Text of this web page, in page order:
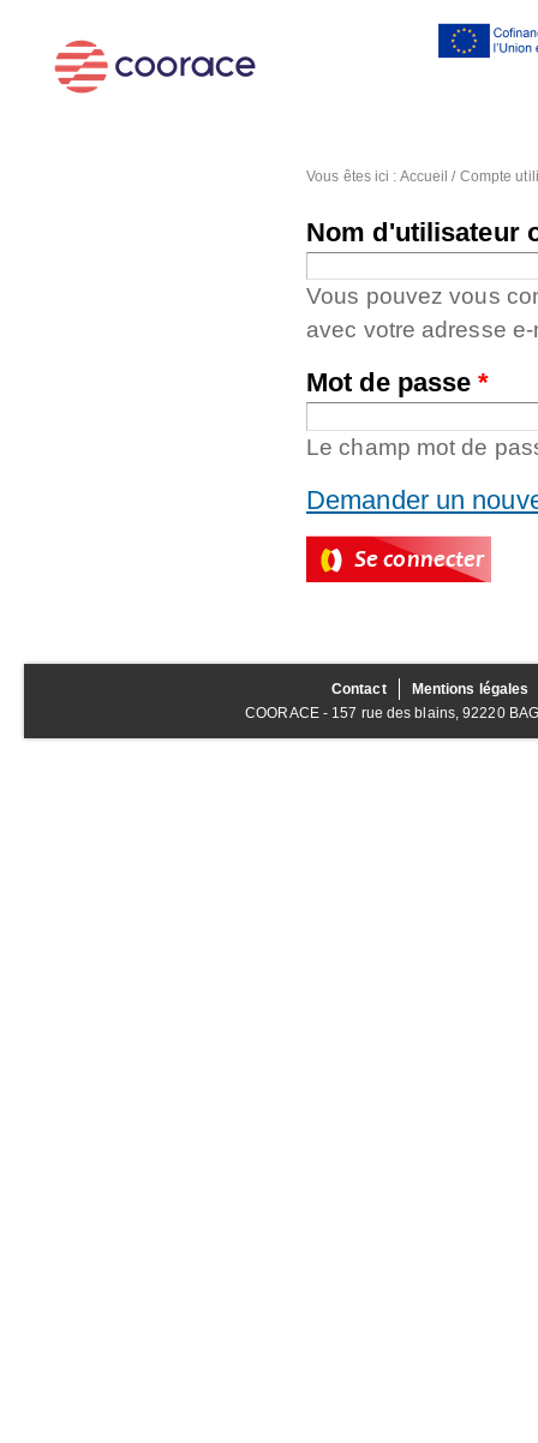
Vous êtes ici : Accueil / Compte
Nom d'utilisateur
Vous pouvez vous
avec votre adresse e-
Mot de passe*
Le champ mot de
Demander un
Contact
Mentions légales
COORACE - 157 rue des blains, 92220